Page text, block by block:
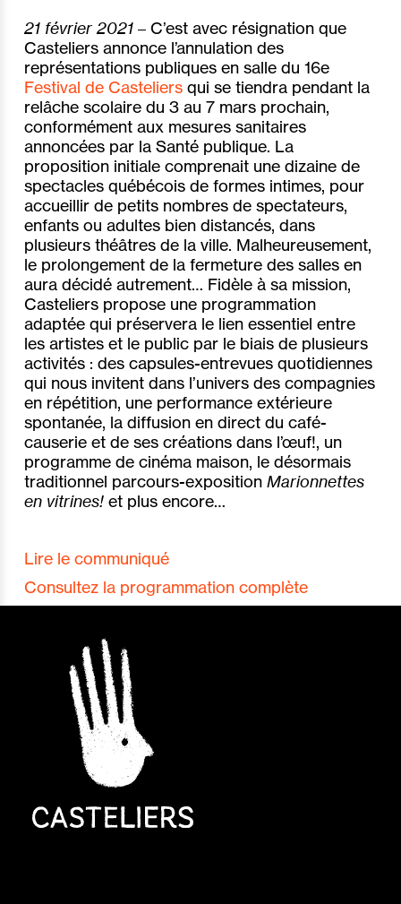
21 février 2021 – C’est avec résignation que
Casteliers annonce l’annulation des
représentations publiques en salle du 16e
Festival de Casteliers qui se tiendra pendant la
relâche scolaire du 3 au 7 mars prochain,
conformément aux mesures sanitaires
annoncées par la Santé publique. La
proposition initiale comprenait une dizaine de
spectacles québécois de formes intimes, pour
accueillir de petits nombres de spectateurs,
enfants ou adultes bien distancés, dans
plusieurs théâtres de la ville. Malheureusement,
le prolongement de la fermeture des salles en
aura décidé autrement… Fidèle à sa mission,
Casteliers propose une programmation
adaptée qui préservera le lien essentiel entre
les artistes et le public par le biais de plusieurs
activités : des capsules-entrevues quotidiennes
qui nous invitent dans l’univers des compagnies
en répétition, une performance extérieure
spontanée, la diffusion en direct du café-
causerie et de ses créations dans l’œuf!, un
programme de cinéma maison, le désormais
traditionnel parcours-exposition Marionnettes
en vitrines! et plus encore…
Lire le communiqué
Consultez la programmation complète